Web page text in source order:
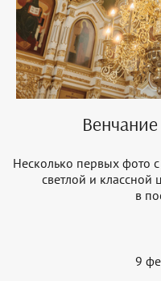
Несколько первых фото
светлой и классной
в
9